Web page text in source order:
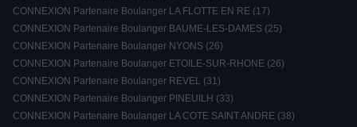
CONNEXION Partenaire Boulanger LA FLOTTE EN RE (17)
CONNEXION Partenaire Boulanger BAUME-LES-DAMES (25)
CONNEXION Partenaire Boulanger NYONS (26)
CONNEXION Partenaire Boulanger ETOILE-SUR-RHONE (26)
CONNEXION Partenaire Boulanger REVEL (31)
CONNEXION Partenaire Boulanger PINEUILH (33)
CONNEXION Partenaire Boulanger LA COTE SAINT ANDRE (38)